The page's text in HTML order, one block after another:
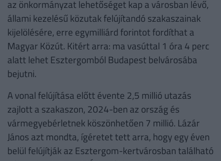
az önkormányzat lehetőséget kap a városban lévő,
állami kezelésű közutak felújítandó szakaszainak
kijelölésére, erre egymilliárd forintot fordíthat a
Magyar Közút. Kitért arra: ma vasúttal 1 óra 4 perc
alatt lehet Esztergomból Budapest belvárosába
bejutni.
A vonal felújítása előtt évente 2,5 millió utazás
zajlott a szakaszon, 2024-ben az ország és
vármegyebérletnek köszönhetően 7 millió. Lázár
János azt mondta, ígéretet tett arra, hogy egy éven
belül felújítják az Esztergom-kertvárosban található